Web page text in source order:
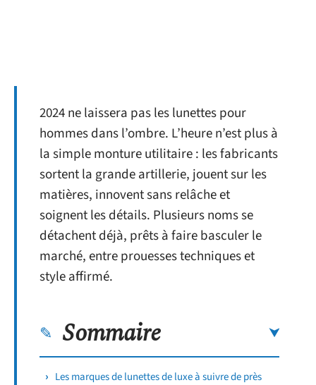
2024 ne laissera pas les lunettes pour
hommes dans l’ombre. L’heure n’est plus à
la simple monture utilitaire : les fabricants
sortent la grande artillerie, jouent sur les
matières, innovent sans relâche et
soignent les détails. Plusieurs noms se
détachent déjà, prêts à faire basculer le
marché, entre prouesses techniques et
style affirmé.
Sommaire
Les marques de lunettes de luxe à suivre de près